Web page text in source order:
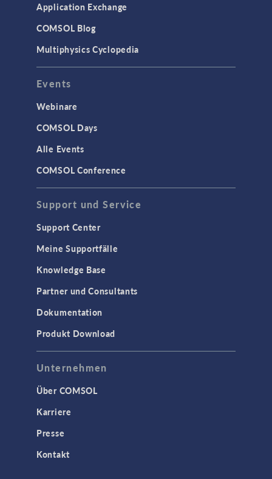
Application Exchange
COMSOL Blog
Multiphysics Cyclopedia
Events
Webinare
COMSOL Days
Alle Events
COMSOL Conference
Support und Service
Support Center
Meine Supportfälle
Knowledge Base
Partner und Consultants
Dokumentation
Produkt Download
Unternehmen
Über COMSOL
Karriere
Presse
Kontakt